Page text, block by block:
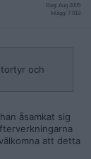
Reg: Aug 2005
Inlägg: 7 019
och
åsamkat sig
att detta